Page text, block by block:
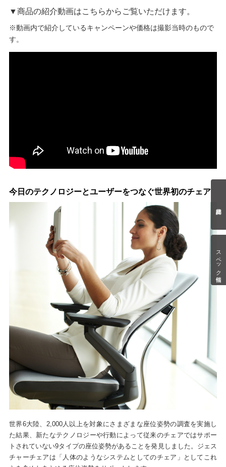
スペック情報
▼商品の紹介動画はこちらからご覧いただけます。
※動画内で紹介しているキャンペーンや価格は撮影当時のもので
す。
今日のテクノロジーとユーザーをつなぐ世界初のチェア
世界6大陸、2,000人以上を対象にさまざまな座位姿勢の調査を実施し
た結果、新たなテクノロジーや行動によって従来のチェアではサポー
トされていない9タイプの座位姿勢があることを発見しました。ジェス
チャーチェアは「人体のようなシステムとしてのチェア」としてこれ